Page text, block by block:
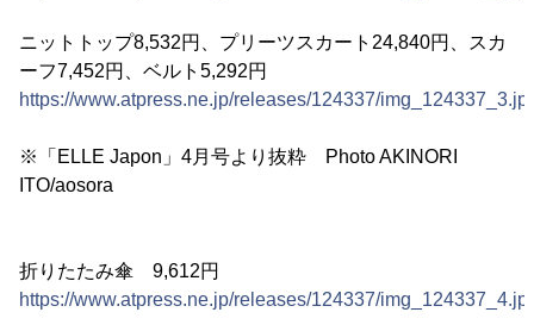
ニットトップ8,532円、プリーツスカート24,840円、スカ
ーフ7,452円、ベルト5,292円
https://www.atpress.ne.jp/releases/124337/
※「ELLE Japon」4月号より抜粋 Photo AKINORI
ITO/aosora
折りたたみ傘 9,612円
https://www.atpress.ne.jp/releases/124337/